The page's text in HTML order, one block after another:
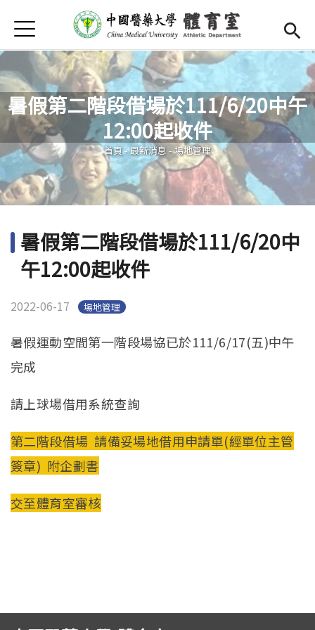
首頁
首頁
簡介
師資陣容
Open submenu (運動場地)
運動場地
活動競賽
Open submenu (獎學金)
獎學金
English
Jump to Navigation
Jump to Main content
暑假第二階段借場於111/6/20中午
12:00起收件
您在這裡
首頁-最新消息- 場地管理
暑假第二階段借場於111/6/20中
午12:00起收件
2022-06-17 場地管理
暑假運動空間第一階段場協已於111/6/17(五)中午
完成
請上球場借用系統查詢
第二階段借場 請備妥場地借用申請單(經單位主管
簽章) 附企劃書
交至體育室審核